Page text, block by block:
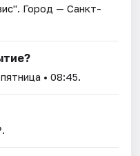
. Город — Санкт-
пятница • 08:45.